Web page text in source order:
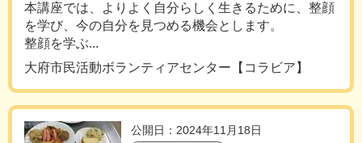
本講座では、よりよく自分らしく生きるために、整顔
を学び、今の自分を見つめる機会とします。
整顔を学ぶ...
大府市民活動ボランティアセンター【コラビア】
公開日：2024年11月18日